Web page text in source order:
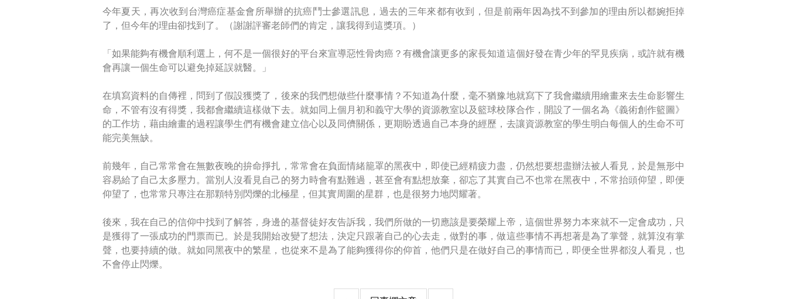
今年夏天，再次收到台灣癌症基金會所舉辦的抗癌鬥士參選訊息，過去的三年來都有收到，但是前兩年因為找不到參加的理由所以都婉拒掉
了，但今年的理由卻找到了。（謝謝評審老師們的肯定，讓我得到這獎項。）
「如果能夠有機會順利選上，何不是一個很好的平台來宣導惡性骨肉癌？有機會讓更多的家長知道這個好發在青少年的罕見疾病，或許就有機
會再讓一個生命可以避免掉延誤就醫。」
在填寫資料的自傳裡，問到了假設獲獎了，後來的我們想做些什麼事情？不知道為什麼，毫不猶豫地就寫下了我會繼續用繪畫來去生命影響生
命，不管有沒有得獎，我都會繼續這樣做下去。就如同上個月初和義守大學的資源教室以及籃球校隊合作，開設了一個名為《義術創作籃圖》
的工作坊，藉由繪畫的過程讓學生們有機會建立信心以及同儕關係，更期盼透過自己本身的經歷，去讓資源教室的學生明白每個人的生命不可
能完美無缺。
前幾年，自己常常會在無數夜晚的拚命掙扎，常常會在負面情緒籠罩的黑夜中，即使已經精疲力盡，仍然想要想盡辦法被人看見，於是無形中
容易給了自己太多壓力。當別人沒看見自己的努力時會有點難過，甚至會有點想放棄，卻忘了其實自己不也常在黑夜中，不常抬頭仰望，即便
仰望了，也常常只專注在那顆特別閃爍的北極星，但其實周圍的星群，也是很努力地閃耀著。
後來，我在自己的信仰中找到了解答，身邊的基督徒好友告訴我，我們所做的一切應該是要榮耀上帝，這個世界努力本來就不一定會成功，只
是獲得了一張成功的門票而已。於是我開始改變了想法，決定只跟著自己的心去走，做對的事，做這些事情不再想著是為了掌聲，就算沒有掌
聲，也要持續的做。就如同黑夜中的繁星，也從來不是為了能夠獲得你的仰首，他們只是在做好自己的事情而已，即便全世界都沒人看見，也
不會停止閃爍。